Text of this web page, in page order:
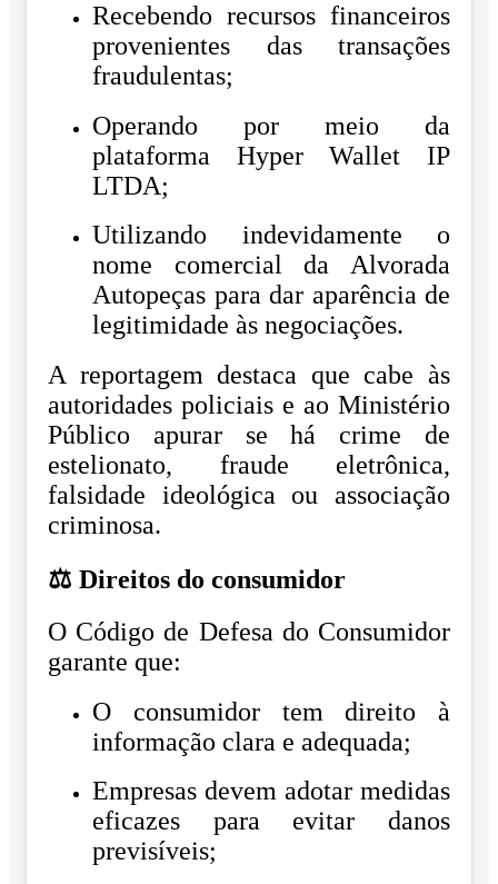
Recebendo recursos financeiros
provenientes das transações
fraudulentas;
Operando por meio da
plataforma Hyper Wallet IP
LTDA;
Utilizando indevidamente o
nome comercial da Alvorada
Autopeças para dar aparência de
legitimidade às negociações.
A reportagem destaca que cabe às
autoridades policiais e ao Ministério
Público apurar se há crime de
estelionato, fraude eletrônica,
falsidade ideológica ou associação
criminosa.
⚖️ Direitos do consumidor
O Código de Defesa do Consumidor
garante que:
O consumidor tem direito à
informação clara e adequada;
Empresas devem adotar medidas
eficazes para evitar danos
previsíveis;